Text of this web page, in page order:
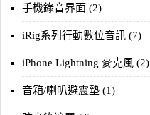
手機錄音界面 (2)
iRig系列行動數位音訊 (7)
iPhone Lightning 麥克風 (2)
音箱/喇叭避震墊 (1)